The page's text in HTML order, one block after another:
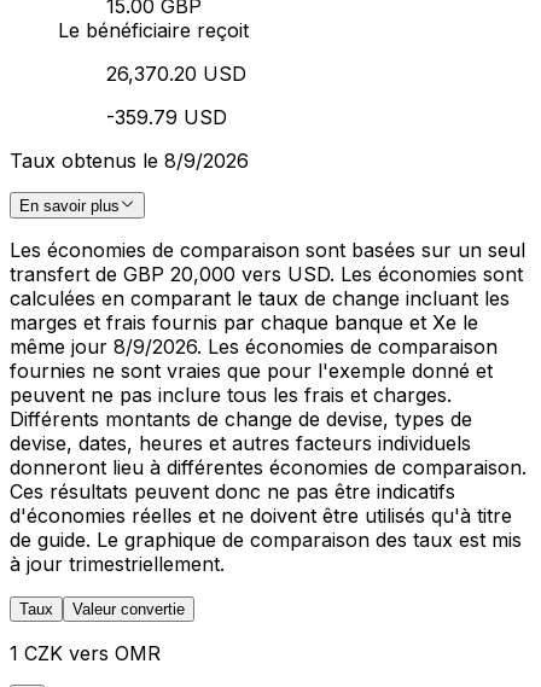
15.00 GBP
Le bénéficiaire reçoit
26,370.20 USD
-359.79 USD
Taux obtenus le 8/9/2026
En savoir plus
Les économies de comparaison sont basées sur un seul
transfert de GBP 20,000 vers USD. Les économies sont
calculées en comparant le taux de change incluant les
marges et frais fournis par chaque banque et Xe le
même jour 8/9/2026. Les économies de comparaison
fournies ne sont vraies que pour l'exemple donné et
peuvent ne pas inclure tous les frais et charges.
Différents montants de change de devise, types de
devise, dates, heures et autres facteurs individuels
donneront lieu à différentes économies de comparaison.
Ces résultats peuvent donc ne pas être indicatifs
d'économies réelles et ne doivent être utilisés qu'à titre
de guide. Le graphique de comparaison des taux est mis
à jour trimestriellement.
Taux Valeur convertie
1 CZK vers OMR